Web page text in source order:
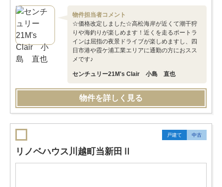
物件担当者コメント
☆価格改定しました☆高松海岸が近くて潮干狩
りや海釣りが楽しめます！近くを走るポートラ
インは屈指の夜景ドライブが楽しめますし、四
日市港や霞ケ浦工業エリアに通勤の方におスス
メです♪
センチュリー21M's Clair 小島 直也
物件を詳しく見る
戸建て 中古
リノベハウス川越町当新田Ⅱ